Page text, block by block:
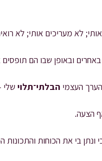
לא מעריכים אותי; לא
באחרים ובאופן שבו הם
העצמי הבלתי־תלוי שלי
הצעה.
בי את הכוחות והתכונות